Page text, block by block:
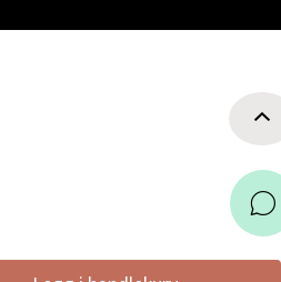
Storo